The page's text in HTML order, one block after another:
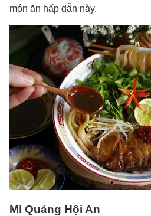
món ăn hấp dẫn này.
Mì Quảng Hội An